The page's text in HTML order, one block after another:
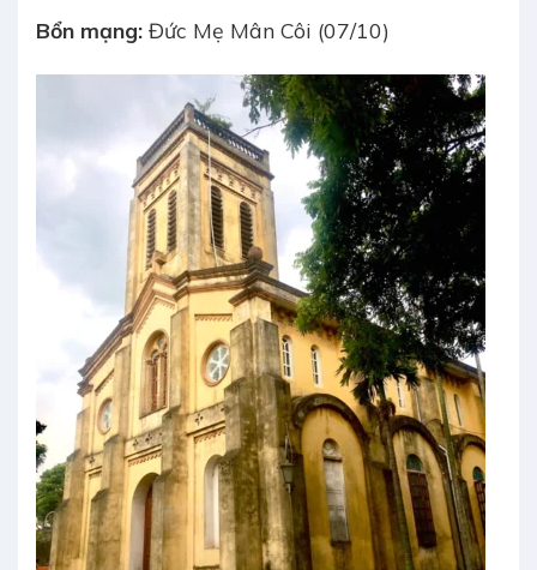
Bổn mạng: Đức Mẹ Mân Côi (07/10)